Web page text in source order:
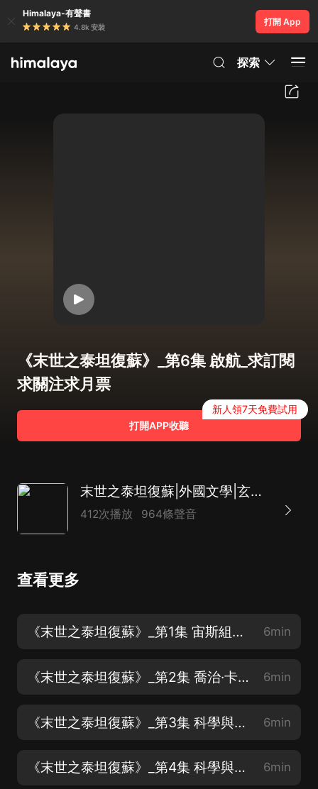
Himalaya-有聲書
4.8k 安裝
打開 App
探索
《末世之泰坦復蘇》_第6集 啟航_求訂閱
求關注求月票
打開APP收聽
新人領7天免費試用
末世之泰坦復蘇|外國文學|玄幻奇幻|基因技術|末日|航天|怪獸|AI
412次播放 964條聲音
查看更多
《末世之泰坦復蘇》_第1集 宙斯組織_求訂閱求關注求月票 6min
《末世之泰坦復蘇》_第2集 喬治·卡洛斯_求訂閱求關注求月票 6min
《末世之泰坦復蘇》_第3集 科學與神話（一）_求訂閱求關注求月票 6min
《末世之泰坦復蘇》_第4集 科學與神話（二）_求訂閱求關注求月票 6min